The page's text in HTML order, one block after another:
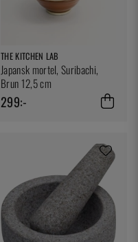
THE KITCHEN LAB
Japansk mortel, Suribachi,
Brun 12,5 cm
299:-